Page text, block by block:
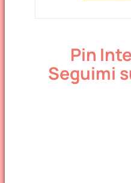
Pin
Seguimi